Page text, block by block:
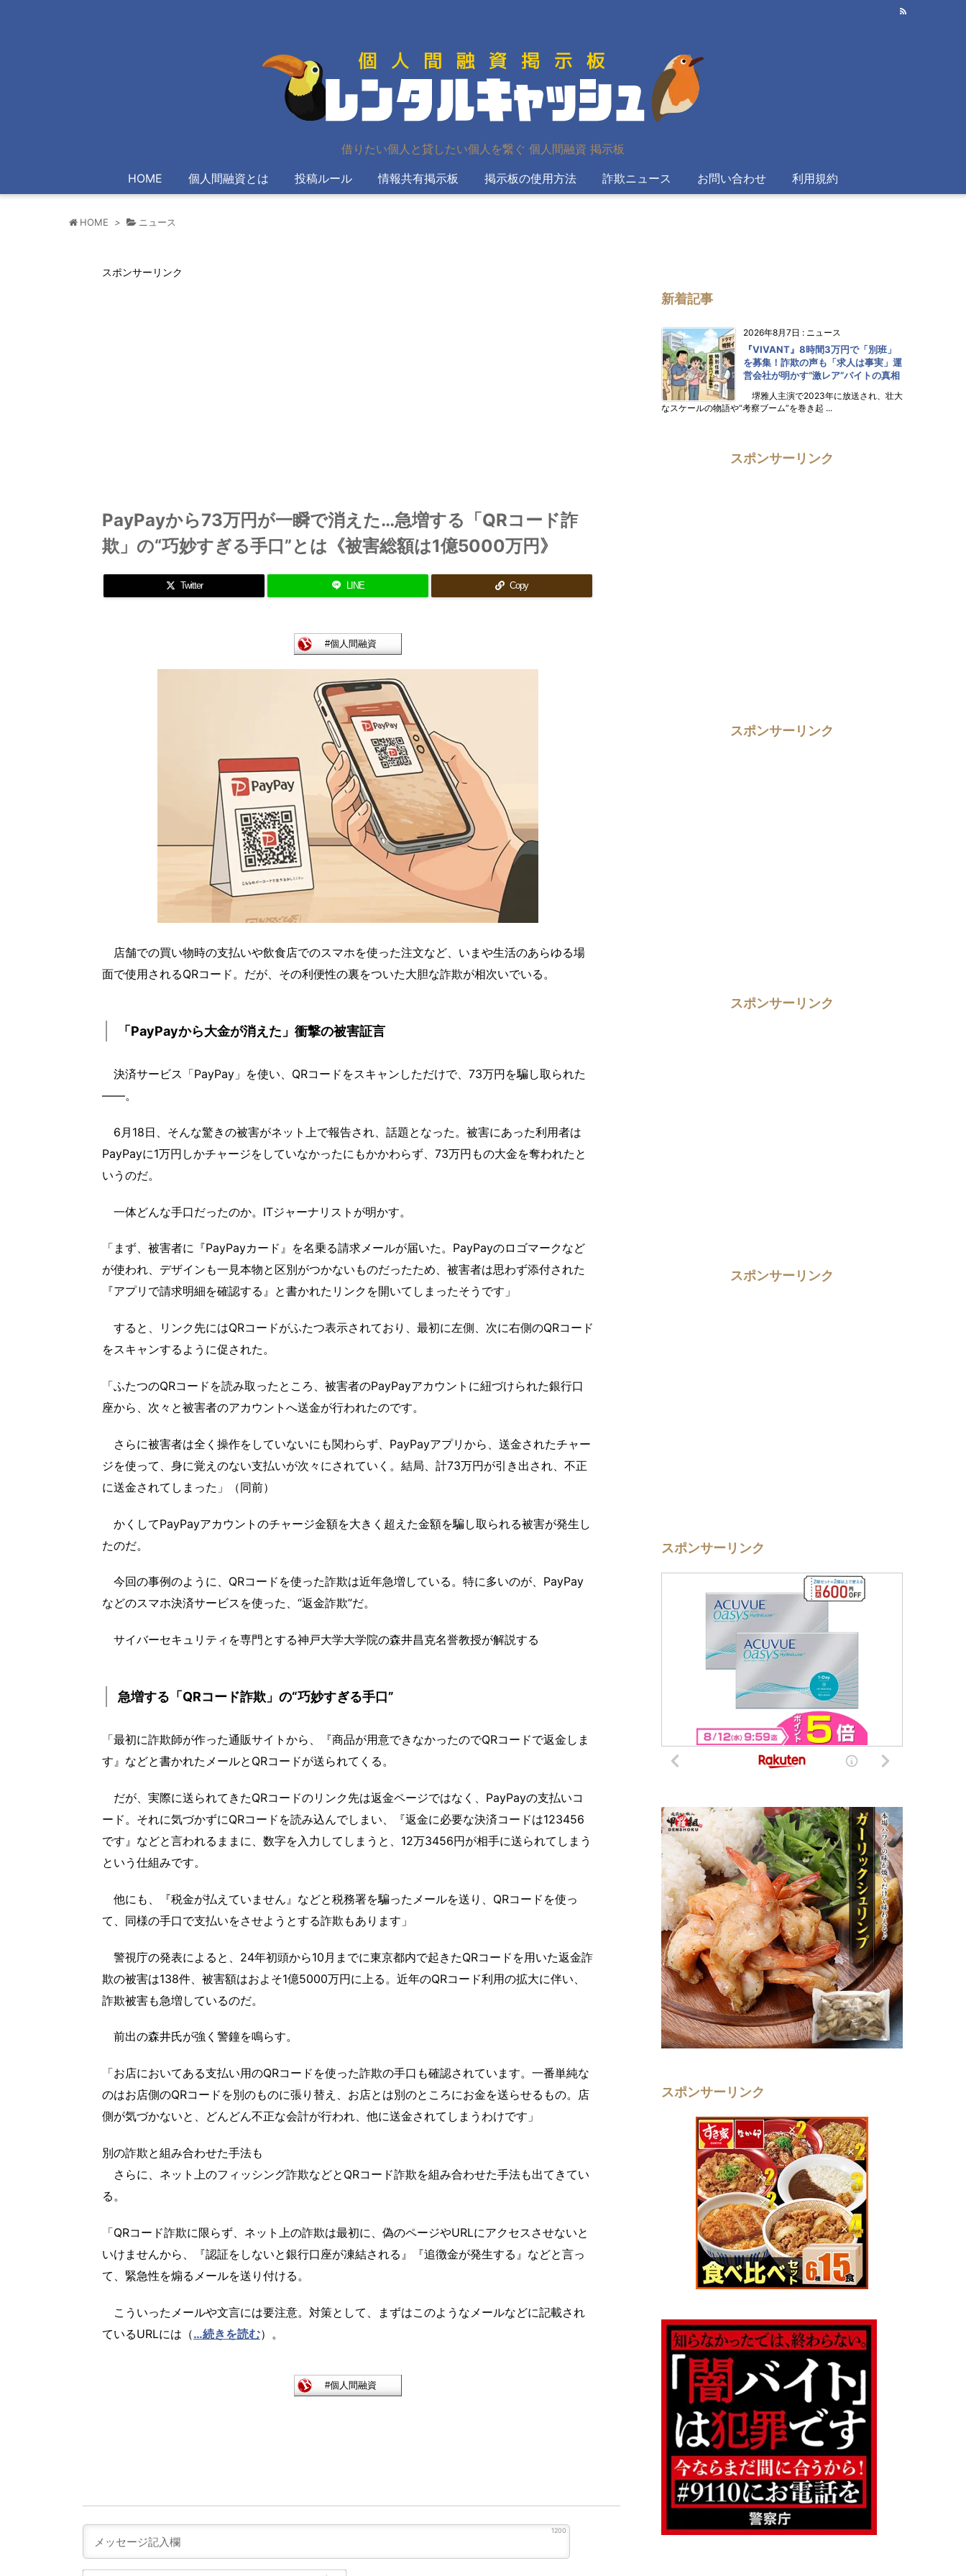
借りたい個人と貸したい個人を繋ぐ 個人間融資 掲示板
HOME 個人間融資とは 投稿ルール 情報共有掲示板 掲示板の使用方法 詐欺ニュース お問い合わせ 利用規約
HOME > ニュース
スポンサーリンク
PayPayから73万円が一瞬で消えた…急増する「QRコード詐
欺」の“巧妙すぎる手口”とは《被害総額は1億5000万円》
Twitter LINE Copy
店舗での買い物時の支払いや飲食店でのスマホを使った注文など、いまや生活のあらゆる場
面で使用されるQRコード。だが、その利便性の裏をついた大胆な詐欺が相次いでいる。
「PayPayから大金が消えた」衝撃の被害証言
決済サービス「PayPay」を使い、QRコードをスキャンしただけで、73万円を騙し取られた
――。
6月18日、そんな驚きの被害がネット上で報告され、話題となった。被害にあった利用者は
PayPayに1万円しかチャージをしていなかったにもかかわらず、73万円もの大金を奪われたと
いうのだ。
一体どんな手口だったのか。ITジャーナリストが明かす。
「まず、被害者に『PayPayカード』を名乗る請求メールが届いた。PayPayのロゴマークなど
が使われ、デザインも一見本物と区別がつかないものだったため、被害者は思わず添付された
『アプリで請求明細を確認する』と書かれたリンクを開いてしまったそうです」
すると、リンク先にはQRコードがふたつ表示されており、最初に左側、次に右側のQRコード
をスキャンするように促された。
「ふたつのQRコードを読み取ったところ、被害者のPayPayアカウントに紐づけられた銀行口
座から、次々と被害者のアカウントへ送金が行われたのです。
さらに被害者は全く操作をしていないにも関わらず、PayPayアプリから、送金されたチャー
ジを使って、身に覚えのない支払いが次々にされていく。結局、計73万円が引き出され、不正
に送金されてしまった」（同前）
かくしてPayPayアカウントのチャージ金額を大きく超えた金額を騙し取られる被害が発生し
たのだ。
今回の事例のように、QRコードを使った詐欺は近年急増している。特に多いのが、PayPay
などのスマホ決済サービスを使った、“返金詐欺”だ。
サイバーセキュリティを専門とする神戸大学大学院の森井昌克名誉教授が解説する
急増する「QRコード詐欺」の“巧妙すぎる手口”
「最初に詐欺師が作った通販サイトから、『商品が用意できなかったのでQRコードで返金しま
す』などと書かれたメールとQRコードが送られてくる。
だが、実際に送られてきたQRコードのリンク先は返金ページではなく、PayPayの支払いコ
ード。それに気づかずにQRコードを読み込んでしまい、『返金に必要な決済コードは123456
です』などと言われるままに、数字を入力してしまうと、12万3456円が相手に送られてしまう
という仕組みです。
他にも、『税金が払えていません』などと税務署を騙ったメールを送り、QRコードを使っ
て、同様の手口で支払いをさせようとする詐欺もあります」
警視庁の発表によると、24年初頭から10月までに東京都内で起きたQRコードを用いた返金詐
欺の被害は138件、被害額はおよそ1億5000万円に上る。近年のQRコード利用の拡大に伴い、
詐欺被害も急増しているのだ。
前出の森井氏が強く警鐘を鳴らす。
「お店においてある支払い用のQRコードを使った詐欺の手口も確認されています。一番単純な
のはお店側のQRコードを別のものに張り替え、お店とは別のところにお金を送らせるもの。店
側が気づかないと、どんどん不正な会計が行われ、他に送金されてしまうわけです」
別の詐欺と組み合わせた手法も
さらに、ネット上のフィッシング詐欺などとQRコード詐欺を組み合わせた手法も出てきてい
る。
「QRコード詐欺に限らず、ネット上の詐欺は最初に、偽のページやURLにアクセスさせないと
いけませんから、『認証をしないと銀行口座が凍結される』『追徴金が発生する』などと言っ
て、緊急性を煽るメールを送り付ける。
こういったメールや文言には要注意。対策として、まずはこのようなメールなどに記載され
ているURLには（…続きを読む）。
1200
新着記事
2026年8月7日 : ニュース
『VIVANT』8時間3万円で「別班」
を募集！詐欺の声も「求人は事実」運
営会社が明かす“激レア”バイトの真相
堺雅人主演で2023年に放送され、壮大
なスケールの物語や“考察ブーム”を巻き起 ...
スポンサーリンク
スポンサーリンク
スポンサーリンク
スポンサーリンク
スポンサーリンク
スポンサーリンク